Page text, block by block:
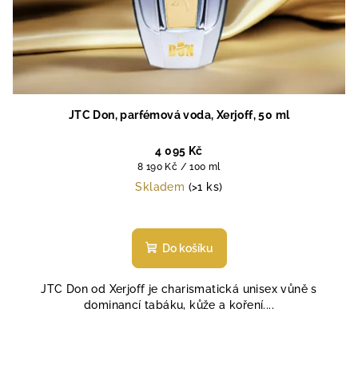
JTC Don, parfémová voda, Xerjoff, 50 ml
4 095 Kč
Měrná
cena:
8 190 Kč / 100 ml
Skladem (>1 ks)
hodnocení
produktu
z
5
Do košíku
JTC Don od Xerjoff je charismatická unisex vůně s
dominancí tabáku, kůže a koření....